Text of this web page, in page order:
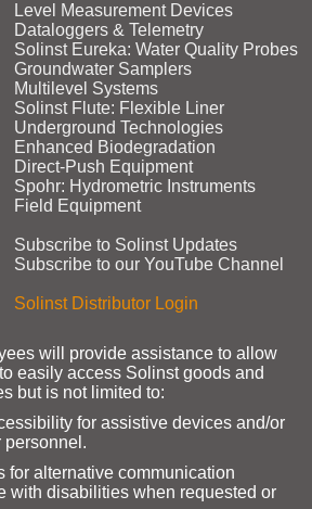
Level Measurement Devices
Dataloggers & Telemetry
Solinst Eureka: Water Quality Probes
Groundwater Samplers
Multilevel Systems
Solinst Flute: Flexible Liner
Underground Technologies
Enhanced Biodegradation
Direct‑Push Equipment
Spohr: Hydrometric Instruments
Field Equipment
Subscribe to Solinst Updates
Subscribe to our YouTube Channel
Solinst Distributor Login
will provide assistance to allow
easily access Solinst goods and
but is not limited to:
for assistive devices and/or
personnel.
for alternative communication
with disabilities when requested or